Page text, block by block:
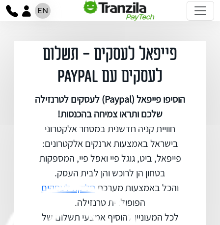
EN
פייפאל לעסקים - תשלום
לעסקים עם Paypal
הוסיפו פייפאל (Paypal) לעסקים לטרנזילה
שלכם ותראו צמיחה בהכנסות!
חוויית קניה חדשנית במסחר אלקטרוני
בישראל באמצעות ארנקים אלקטרונים:
פייפאל, ביט, גוגל פיי ואפל פיי, המספקות
בטחון הן לרוכש והן לבית העסק.
והכל באמצעות מערכת סליקה לעסקים
הפופולרית טרנזילה.
לכל המעוניין להוסיף אמצעי תשלום של